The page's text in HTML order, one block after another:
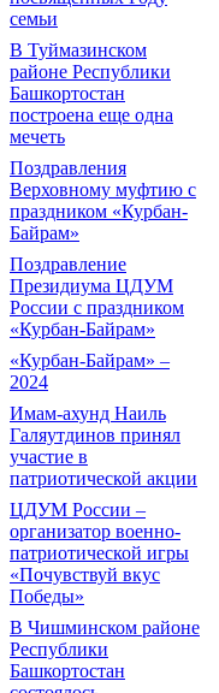
семьи
В Туймазинском
районе Республики
Башкортостан
построена еще одна
мечеть
Поздравления
Верховному муфтию с
праздником «Курбан-
Байрам»
Поздравление
Президиума ЦДУМ
России с праздником
«Курбан-Байрам»
«Курбан-Байрам» –
2024
Имам-ахунд Наиль
Галяутдинов принял
участие в
патриотической акции
ЦДУМ России –
организатор военно-
патриотической игры
«Почувствуй вкус
Победы»
В Чишминском районе
Республики
Башкортостан